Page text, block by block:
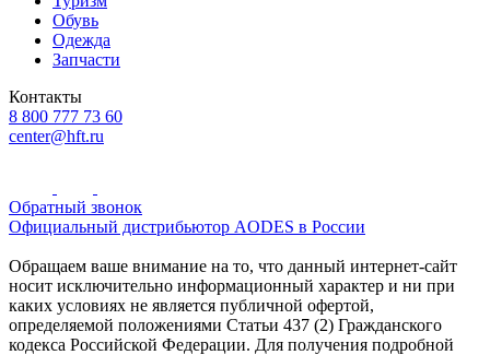
Обувь
Одежда
Запчасти
Контакты
8 800 777 73 60
center@hft.ru
Обратный звонок
Официальный дистрибьютор AODES в России
Обращаем ваше внимание на то, что данный интернет-сайт
носит исключительно информационный характер и ни при
каких условиях не является публичной офертой,
определяемой положениями Статьи 437 (2) Гражданского
кодекса Российской Федерации. Для получения подробной